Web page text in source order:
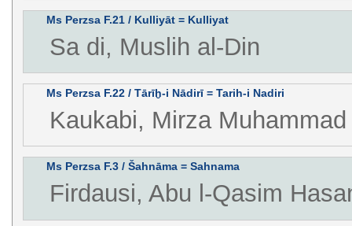
Ms Perzsa F.21 / Kulliyāt = Kulliyat
Sa di, Muslih al-Din
Ms Perzsa F.22 / Tārīḫ-i Nādirī = Tarih-i Nadiri
Kaukabi, Mirza
Ms Perzsa F.3 / Šahnāma = Sahnama
Firdausi, Abu l-Qasim